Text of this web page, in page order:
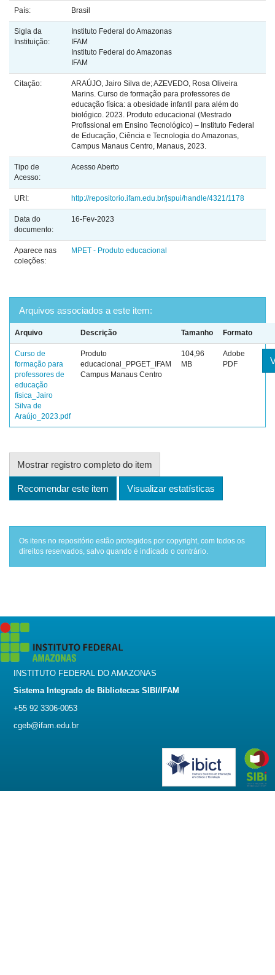
País: Brasil
Sigla da
Instituição:
Instituto Federal do Amazonas
IFAM
Instituto Federal do Amazonas
IFAM
Citação:
ARAÚJO, Jairo Silva de; AZEVEDO, Rosa Oliveira
Marins. Curso de formação para professores de
educação física: a obesidade infantil para além do
biológico. 2023. Produto educacional (Mestrado
Profissional em Ensino Tecnológico) – Instituto Federal
de Educação, Ciência e Tecnologia do Amazonas,
Campus Manaus Centro, Manaus, 2023.
Tipo de
Acesso:
Acesso Aberto
URI: http://repositorio.ifam.edu.br/jspui/handle/4321/1178
Data do
documento:
16-Fev-2023
Aparece nas
coleções:
MPET - Produto educacional
Arquivos associados a este item:
Arquivo Descrição Tamanho Formato
Curso de
formação para
professores de
educação
física_Jairo
Silva de
Araújo_2023.pdf
Produto
educacional_PPGET_IFAM
Campus Manaus Centro
104,96
MB
Adobe
PDF
Mostrar registro completo do item
Recomendar este item Visualizar estatísticas
Os itens no repositório estão protegidos por copyright, com todos os
direitos reservados, salvo quando é indicado o contrário.
INSTITUTO FEDERAL DO AMAZONAS
Sistema Integrado de Bibliotecas SIBI/IFAM
+55 92 3306-0053
cgeb@ifam.edu.br